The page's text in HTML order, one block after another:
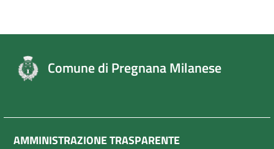
Comune di Pregnana Milanese
AMMINISTRAZIONE TRASPARENTE